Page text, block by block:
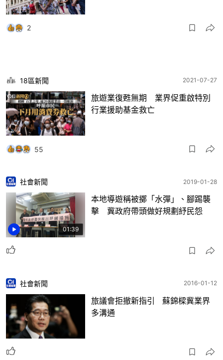
2
18區新聞 2021-07-27
旅遊業復甦無期 業界促重啟特別
行業援助基金救亡
55
01:39
社會新聞 2019-01-28
本地導遊稱被擲「水彈」、腳踢襲
擊 冀政府帶頭做好規劃紓民怨
社會新聞 2016-01-12
旅議會拒撤新指引 蘇錦樑冀業界
多溝通